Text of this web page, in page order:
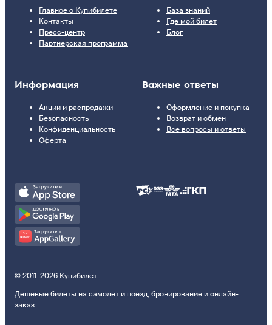
Главное о Купибилете
Контакты
Пресс-центр
Партнерская программа
База знаний
Где мой билет
Блог
Информация
Акции и распродажи
Безопасность
Конфиденциальность
Оферта
Важные ответы
Оформление и покупка
Возврат и обмен
Все вопросы и ответы
© 2011–2026 Купибилет
Дешевые билеты на самолет и поезд, бронирование и онлайн-
заказ